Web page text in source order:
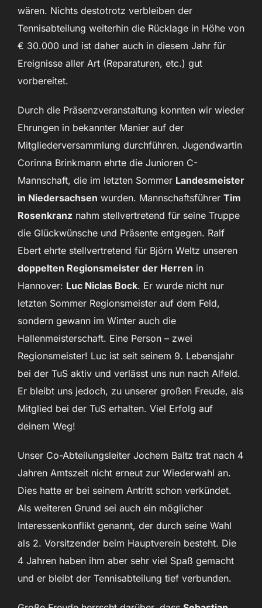
wären. Nichts destotrotz verbleiben der
Tennisabteilung weiterhin die Rücklage in Höhe von
€ 30.000 und ist daher auch in diesem Jahr für
Ereignisse aller Art (Reparaturen, etc.) gut
vorbereitet.
Durch die Präsenzveranstaltung konnten wir wieder
Ehrungen in bekannter Manier auf der
Mitgliederversammlung durchführen. Jugendwartin
Corinna Brinkmann ehrte die Junioren C-
Mannschaft, die im letzten Sommer Landesmeister
in Niedersachsen wurden. Mannschaftsführer Tim
Rosenkranz nahm stellvertretend für seine Truppe
die Glückwünsche und Präsente entgegen. Ralf
Ebert ehrte stellvertretend für Björn Weltz unseren
doppelten Regionsmeister der Herren in
Hannover: Luc Niclas Bock. Er wurde nicht nur
letzten Sommer Regionsmeister auf dem Feld,
sondern gewann im Winter auch die
Hallenmeisterschaft. Eine Person – zwei
Regionsmeister! Luc ist seit seinem 9. Lebensjahr
bei der TuS aktiv und verlässt uns nun nach Alfeld.
Er bleibt uns jedoch, zu unserer großen Freude, als
Mitglied bei der TuS erhalten. Viel Erfolg auf
deinem Weg!
Unser Co-Abteilungsleiter Jochem Baltz trat nach 4
Jahren Amtszeit nicht erneut zur Wiederwahl an.
Dies hatte er bei seinem Antritt schon verkündet.
Als weiteren Grund sei auch ein möglicher
Interessenkonflikt genannt, der durch seine Wahl
als 2. Vorsitzender beim Hauptverein besteht. Die
4 Jahren haben ihm aber sehr viel Spaß gemacht
und er bleibt der Tennisabteilung tief verbunden.